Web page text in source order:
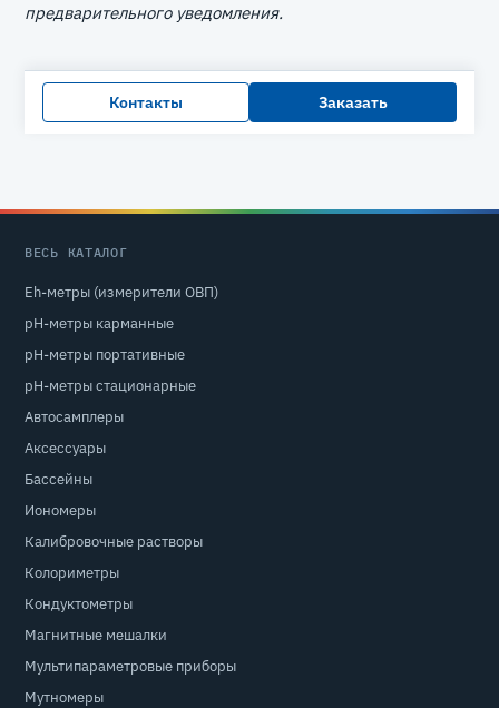
предварительного уведомления.
Контакты Заказать
ВЕСЬ КАТАЛОГ
Eh-метры (измерители ОВП)
pH-метры карманные
pH-метры портативные
pH-метры стационарные
Автосамплеры
Аксессуары
Бассейны
Иономеры
Калибровочные растворы
Колориметры
Кондуктометры
Магнитные мешалки
Мультипараметровые приборы
Мутномеры